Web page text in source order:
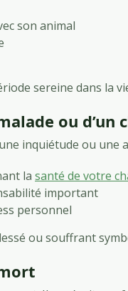
son animal
sereine dans la
ou d’un
inquiétude ou une
la santé de votre
important
personnel
ou souffrant